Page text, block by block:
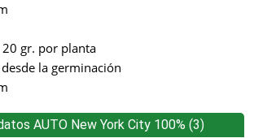
gr. por planta
la germinación
AUTO New York City 100% (3)